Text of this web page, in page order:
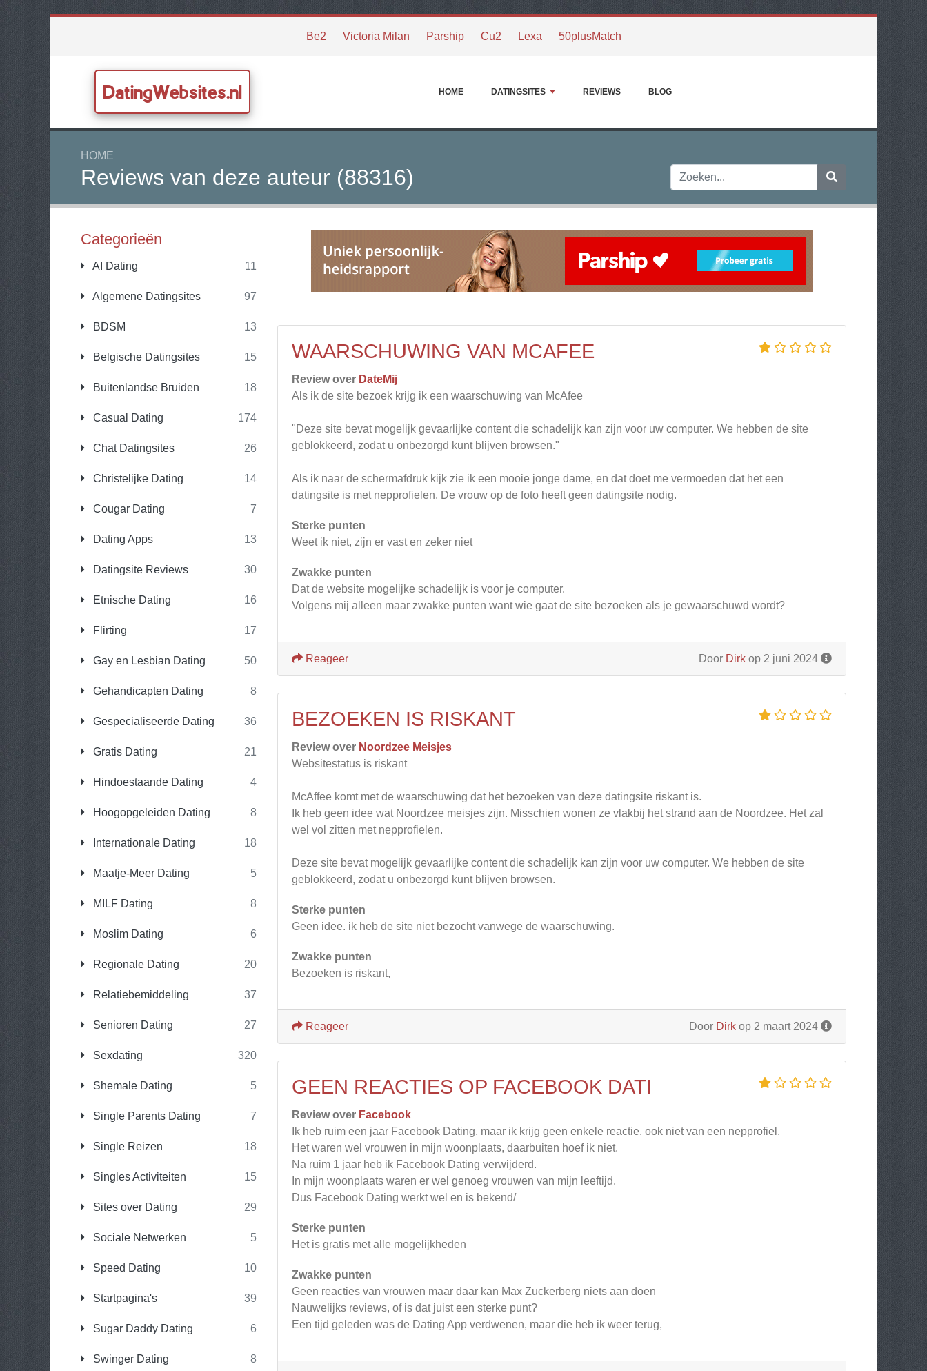
Be2 Victoria Milan Parship Cu2 Lexa 50plusMatch
DatingWebsites.nl HOME DATINGSITES REVIEWS BLOG
HOME
Reviews van deze auteur (88316)
Categorieën
AI Dating 11
Algemene Datingsites 97
BDSM 13
Belgische Datingsites 15
Buitenlandse Bruiden 18
Casual Dating 174
Chat Datingsites 26
Christelijke Dating 14
Cougar Dating 7
Dating Apps 13
Datingsite Reviews 30
Etnische Dating 16
Flirting 17
Gay en Lesbian Dating 50
Gehandicapten Dating 8
Gespecialiseerde Dating 36
Gratis Dating 21
Hindoestaande Dating 4
Hoogopgeleiden Dating 8
Internationale Dating 18
Maatje-Meer Dating 5
MILF Dating 8
Moslim Dating 6
Regionale Dating 20
Relatiebemiddeling 37
Senioren Dating 27
Sexdating 320
Shemale Dating 5
Single Parents Dating 7
Single Reizen 18
Singles Activiteiten 15
Sites over Dating 29
Sociale Netwerken 5
Speed Dating 10
Startpagina's 39
Sugar Daddy Dating 6
Swinger Dating 8
WAARSCHUWING VAN MCAFEE
Review over DateMij
Als ik de site bezoek krijg ik een waarschuwing van McAfee
"Deze site bevat mogelijk gevaarlijke content die schadelijk kan zijn voor uw computer. We hebben de site
geblokkeerd, zodat u onbezorgd kunt blijven browsen."
Als ik naar de schermafdruk kijk zie ik een mooie jonge dame, en dat doet me vermoeden dat het een
datingsite is met nepprofielen. De vrouw op de foto heeft geen datingsite nodig.
Sterke punten
Weet ik niet, zijn er vast en zeker niet
Zwakke punten
Dat de website mogelijke schadelijk is voor je computer.
Volgens mij alleen maar zwakke punten want wie gaat de site bezoeken als je gewaarschuwd wordt?
Door Dirk op 2 juni 2024
Reageer
BEZOEKEN IS RISKANT
Review over Noordzee Meisjes
Websitestatus is riskant
McAffee komt met de waarschuwing dat het bezoeken van deze datingsite riskant is.
Ik heb geen idee wat Noordzee meisjes zijn. Misschien wonen ze vlakbij het strand aan de Noordzee. Het zal
wel vol zitten met nepprofielen.
Deze site bevat mogelijk gevaarlijke content die schadelijk kan zijn voor uw computer. We hebben de site
geblokkeerd, zodat u onbezorgd kunt blijven browsen.
Sterke punten
Geen idee. ik heb de site niet bezocht vanwege de waarschuwing.
Zwakke punten
Bezoeken is riskant,
Door Dirk op 2 maart 2024
Reageer
GEEN REACTIES OP FACEBOOK DATI
Review over Facebook
Ik heb ruim een jaar Facebook Dating, maar ik krijg geen enkele reactie, ook niet van een nepprofiel.
Het waren wel vrouwen in mijn woonplaats, daarbuiten hoef ik niet.
Na ruim 1 jaar heb ik Facebook Dating verwijderd.
In mijn woonplaats waren er wel genoeg vrouwen van mijn leeftijd.
Dus Facebook Dating werkt wel en is bekend/
Sterke punten
Het is gratis met alle mogelijkheden
Zwakke punten
Geen reacties van vrouwen maar daar kan Max Zuckerberg niets aan doen
Nauwelijks reviews, of is dat juist een sterke punt?
Een tijd geleden was de Dating App verdwenen, maar die heb ik weer terug,